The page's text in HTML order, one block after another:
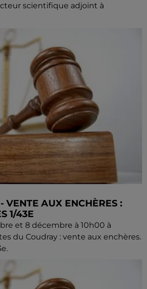
scientifique adjoint à
VENTE AUX ENCHÈRES :
1/43E
et 8 décembre à 10h00 à
du Coudray : vente aux enchères.